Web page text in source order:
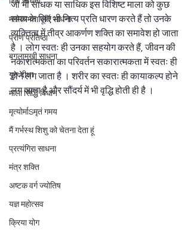
मनोकामना पूर्ति साधना
प्राण प्रतिष्ठा
बगलामुखी साधना
गुरु दीक्षा
माला सिद्धि विधान
मृत्योर्माSमृतं गमय
मैं गर्भस्थ शिशु को चेतना देता हूं
प्रत्यंगिरा साधना
मंत्र शक्ति
अष्टक वर्ग ज्योतिष
यज्ञ महोत्सव
क्रिया योग
जो भी साधक या साधिक इस विशिष्ट माला को कुछ
समय के लिए भी नित्य प्रति धारण करते हैं तो उनके
व्यक्तित्व में तीव्र आकर्णण शक्ति का समावेश हो जाता
है । लोग स्वतः ही उनका सहयोग करते हैं, जीवन की
नकारात्मकता का परिवर्तन सकारात्मकता में स्वतः ही
होने लग जाता है । शरीर का स्वतः ही कायाकल्प होने
लग जाता है और सौंदर्य में भी वृद्धि होती ही है ।